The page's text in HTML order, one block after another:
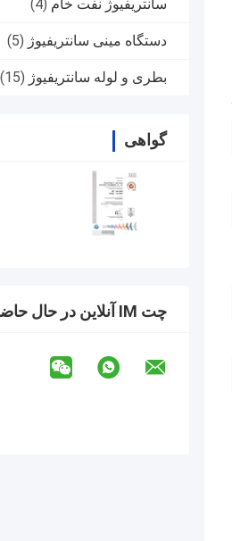
سانتریفیوژ نفت خام (4)
دستگاه مینی سانتریفیوژ (5)
بطری و لوله سانتریفیوژ (15)
گواهی
چت IM آنلاین در حال حاضر